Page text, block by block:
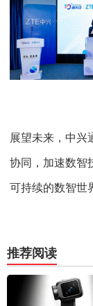
展望未来，中兴
协同，加速数智
可持续的数智世
推荐阅读